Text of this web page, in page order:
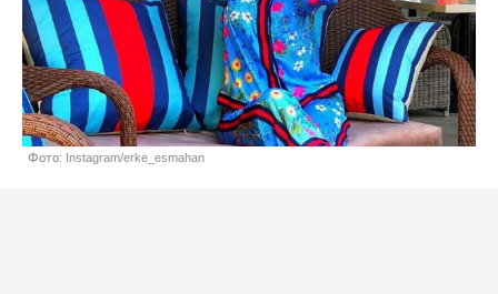
Фото: Instagram/erke_esmahan